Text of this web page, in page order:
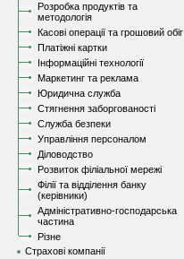
Розробка продуктів та
методологія
Касові операції та грошовий обіг
Платіжні картки
Інформаційні технології
Маркетинг та реклама
Юридична служба
Стягнення заборгованості
Служба безпеки
Управління персоналом
Діловодство
Розвиток філіальної мережі
Філії та відділення банку
(керівники)
Адміністративно-господарська
частина
Різне
Страхові компанії